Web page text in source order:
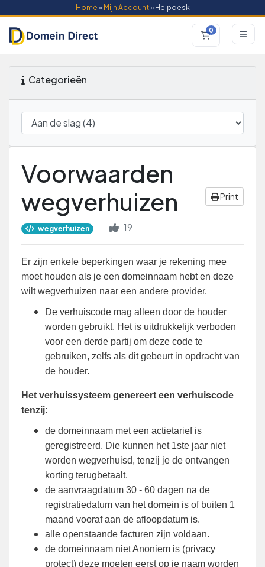
Home » Mijn Account» Helpdesk
0Winkelwagen
Categorieën
Voorwaarden
wegverhuizen
Print
wegverhuizen 19
Er zijn enkele beperkingen waar je rekening mee
moet houden als je een domeinnaam hebt en deze
wilt wegverhuizen naar een andere provider.
De verhuiscode mag alleen door de houder
worden gebruikt. Het is uitdrukkelijk verboden
voor een derde partij om deze code te
gebruiken, zelfs als dit gebeurt in opdracht van
de houder.
Het verhuissysteem genereert een verhuiscode
tenzij:
de domeinnaam met een actietarief is
geregistreerd. Die kunnen het 1ste jaar niet
worden wegverhuisd, tenzij je de ontvangen
korting terugbetaalt.
de aanvraagdatum 30 - 60 dagen na de
registratiedatum van het domein is of buiten 1
maand vooraf aan de afloopdatum is.
alle openstaande facturen zijn voldaan.
de domeinnaam niet Anoniem is (privacy
protect) deze moeten eerst op je naam worden